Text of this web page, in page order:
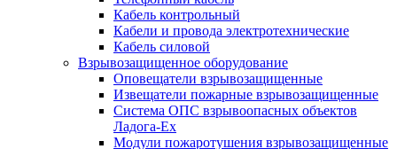
Кабель контрольный
Кабели и провода электротехнические
Кабель силовой
Взрывозащищенное оборудование
Оповещатели взрывозащищенные
Извещатели пожарные взрывозащищенные
Система ОПС взрывоопасных объектов
Ладога-Ex
Модули пожаротушения взрывозащищенные